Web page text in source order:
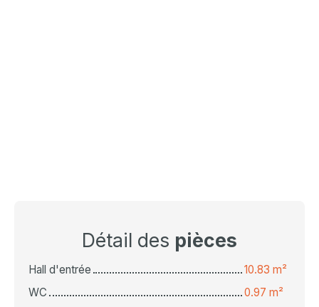
Détail des pièces
Hall d'entrée
10.83 m²
WC
0.97 m²